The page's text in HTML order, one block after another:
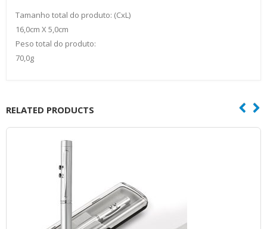
Tamanho total do produto: (CxL)
16,0cm X 5,0cm
Peso total do produto:
70,0g
RELATED PRODUCTS